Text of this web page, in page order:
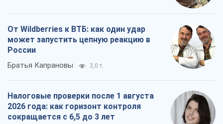
От Wildberries к ВТБ: как один удар
может запустить цепную реакцию в
России
Братья Капрановы 3,0 т.
Налоговые проверки после 1 августа
2026 года: как горизонт контроля
сокращается с 6,5 до 3 лет